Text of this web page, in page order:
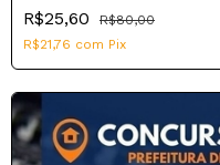
R$25,60
R$80,00
R$21,76 com Pix